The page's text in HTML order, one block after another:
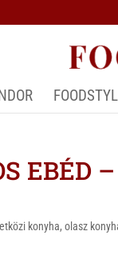
EBÉD
konyha,olasz